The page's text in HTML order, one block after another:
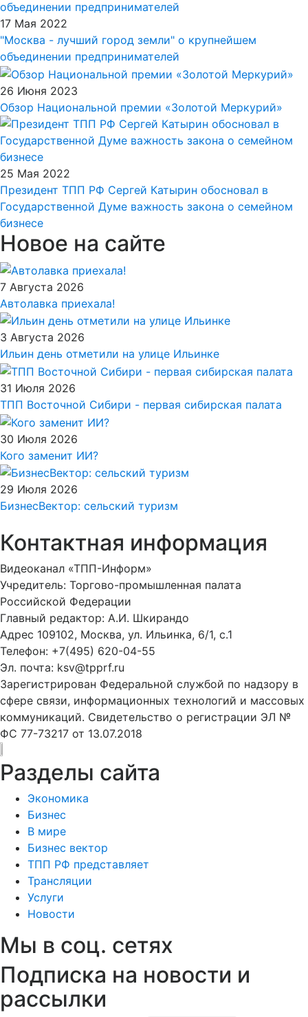
17 Мая 2022
"Москва - лучший город земли" о крупнейшем
объединении предпринимателей
26 Июня 2023
Обзор Национальной премии «Золотой Меркурий»
25 Мая 2022
Президент ТПП РФ Сергей Катырин обосновал в
Государственной Думе важность закона о семейном
бизнесе
Новое на сайте
7 Августа 2026
Автолавка приехала!
3 Августа 2026
Ильин день отметили на улице Ильинке
31 Июля 2026
ТПП Восточной Сибири - первая сибирская палата
30 Июля 2026
Кого заменит ИИ?
29 Июля 2026
БизнесВектор: сельский туризм
Контактная информация
Видеоканал «ТПП-Информ»
Учредитель: Торгово-промышленная палата
Российской Федерации
Главный редактор: А.И. Шкирандо
Адрес 109102, Москва, ул. Ильинка, 6/1, c.1
Телефон: +7(495) 620-04-55
Эл. почта: ksv@tpprf.ru
Зарегистрирован Федеральной службой по надзору в
сфере связи, информационных технологий и массовых
коммуникаций. Свидетельство о регистрации ЭЛ №
ФС 77-73217 от 13.07.2018
Разделы сайта
Экономика
Бизнес
В мире
Бизнес вектор
ТПП РФ представляет
Трансляции
Услуги
Новости
Мы в соц. сетях
Подписка на новости и
рассылки